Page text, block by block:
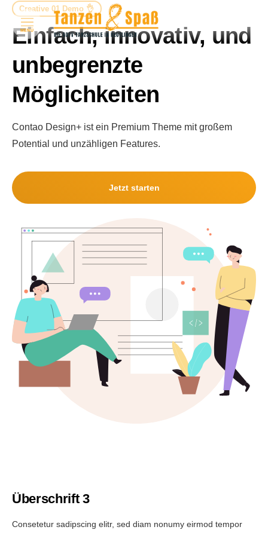
MENÜ
Creative 01 Demo 👌
Einfach, innovativ, und
unbegrenzte
Möglichkeiten
Contao Design+ ist ein Premium Theme mit großem
Potential und unzähligen Features.
Jetzt starten
Überschrift 3
Consetetur sadipscing elitr, sed diam nonumy eirmod tempor